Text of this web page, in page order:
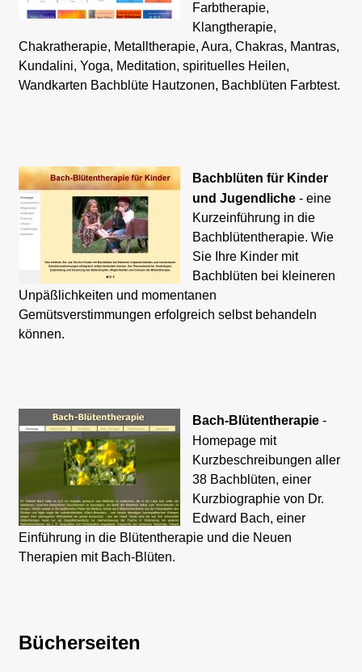
Farbtherapie,
Klangtherapie,
Chakratherapie, Metalltherapie, Aura, Chakras, Mantras,
Kundalini, Yoga, Meditation, spirituelles Heilen,
Wandkarten Bachblüte Hautzonen, Bachblüten Farbtest.
Bachblüten für Kinder
und Jugendliche - eine
Kurzeinführung in die
Bachblütentherapie. Wie
Sie Ihre Kinder mit
Bachblüten bei kleineren
Unpäßlichkeiten und momentanen
Gemütsverstimmungen erfolgreich selbst behandeln
können.
Bach-Blütentherapie -
Homepage mit
Kurzbeschreibungen aller
38 Bachblüten, einer
Kurzbiographie von Dr.
Edward Bach, einer
Einführung in die Blütentherapie und die Neuen
Therapien mit Bach-Blüten.
Bücherseiten